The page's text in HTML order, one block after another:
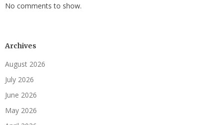
No comments to show.
Archives
August 2026
July 2026
June 2026
May 2026